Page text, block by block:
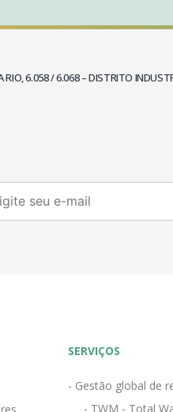
RIO, 6.058 / 6.068 – DISTRITO
SERVIÇOS
- Gestão global de
- TWM - Total